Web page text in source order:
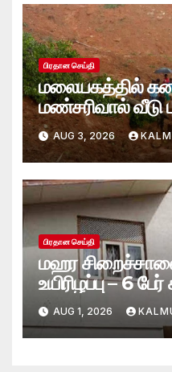
பிரதான செய்தி
மலையகத்தில்
மண்சரிவால் வீடு
மாயம்
AUG 3, 2026
பிரதான செய்தி
மஹர
உயிரிழப்பு – 6
பாரிய தீ
AUG 1, 2026